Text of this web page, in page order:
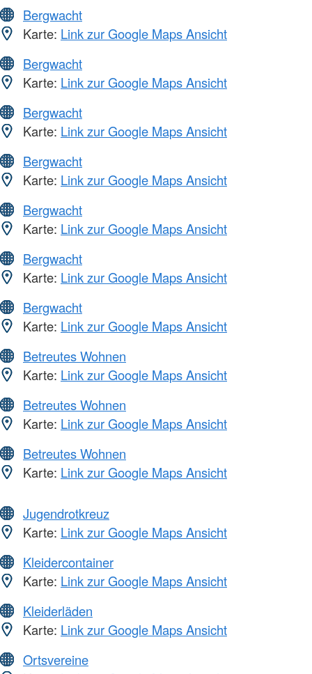
Bergwacht
Karte: Link zur Google Maps Ansicht
Bergwacht
Karte: Link zur Google Maps Ansicht
Bergwacht
Karte: Link zur Google Maps Ansicht
Bergwacht
Karte: Link zur Google Maps Ansicht
Bergwacht
Karte: Link zur Google Maps Ansicht
Bergwacht
Karte: Link zur Google Maps Ansicht
Bergwacht
Karte: Link zur Google Maps Ansicht
Betreutes Wohnen
Karte: Link zur Google Maps Ansicht
Betreutes Wohnen
Karte: Link zur Google Maps Ansicht
Betreutes Wohnen
Karte: Link zur Google Maps Ansicht
Jugendrotkreuz
Karte: Link zur Google Maps Ansicht
Kleidercontainer
Karte: Link zur Google Maps Ansicht
Kleiderläden
Karte: Link zur Google Maps Ansicht
Ortsvereine